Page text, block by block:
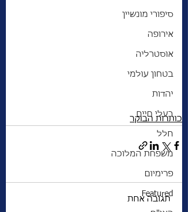
סיפורי מונשיין
אירופה
אוסטרליה
בטחון עולמי
יהדות
בעלי חיים
חלל
משפחת המלוכה
פרימיום
Featured
כותרות הבוקר
תגובה אחת